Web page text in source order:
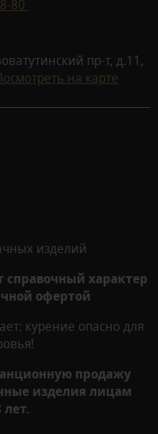
80
пр-т, д.11,
на карте
изделий
характер
офертой
курение опасно для
продажу
изделия лицам